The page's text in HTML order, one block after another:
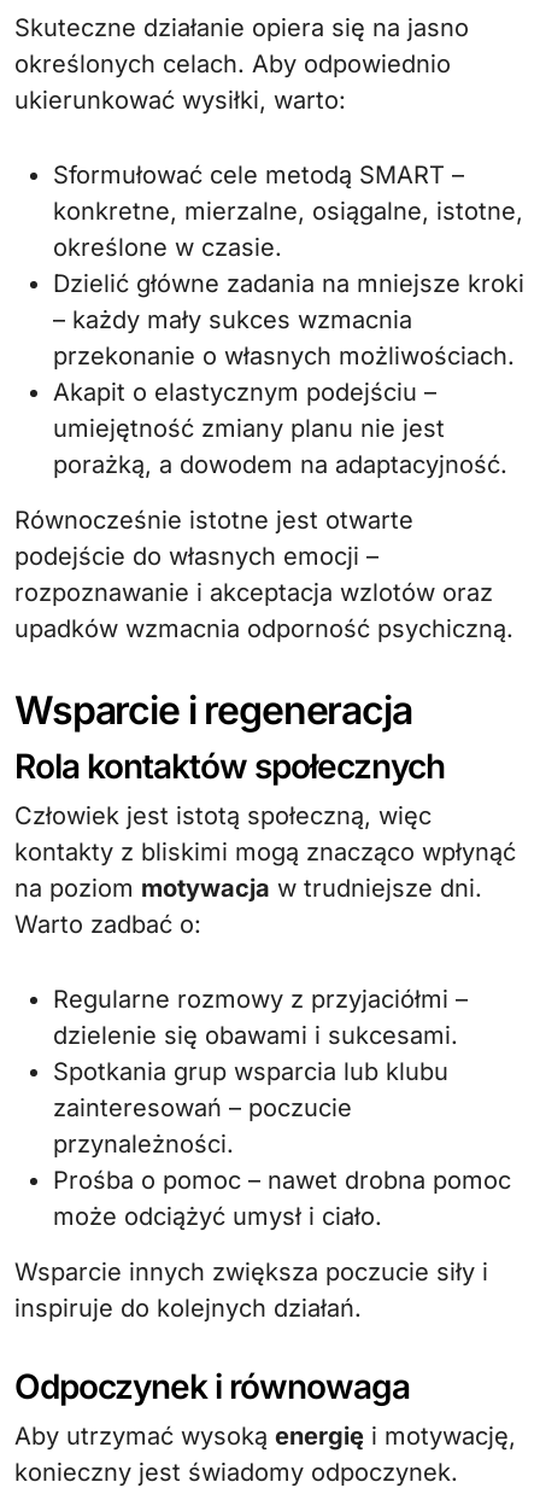
Skuteczne działanie opiera się na jasno
określonych celach. Aby odpowiednio
ukierunkować wysiłki, warto:
Sformułować cele metodą SMART –
konkretne, mierzalne, osiągalne, istotne,
określone w czasie.
Dzielić główne zadania na mniejsze kroki
– każdy mały sukces wzmacnia
przekonanie o własnych możliwościach.
Akapit o elastycznym podejściu –
umiejętność zmiany planu nie jest
porażką, a dowodem na adaptacyjność.
Równocześnie istotne jest otwarte
podejście do własnych emocji –
rozpoznawanie i akceptacja wzlotów oraz
upadków wzmacnia odporność psychiczną.
Wsparcie i regeneracja
Rola kontaktów społecznych
Człowiek jest istotą społeczną, więc
kontakty z bliskimi mogą znacząco wpłynąć
na poziom motywacja w trudniejsze dni.
Warto zadbać o:
Regularne rozmowy z przyjaciółmi –
dzielenie się obawami i sukcesami.
Spotkania grup wsparcia lub klubu
zainteresowań – poczucie
przynależności.
Prośba o pomoc – nawet drobna pomoc
może odciążyć umysł i ciało.
Wsparcie innych zwiększa poczucie siły i
inspiruje do kolejnych działań.
Odpoczynek i równowaga
Aby utrzymać wysoką energię i motywację,
konieczny jest świadomy odpoczynek.